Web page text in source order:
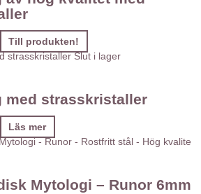
Till produkten!
Slut i lager
med strasskristaller
Läs mer
Mytologi – Runor 6mm